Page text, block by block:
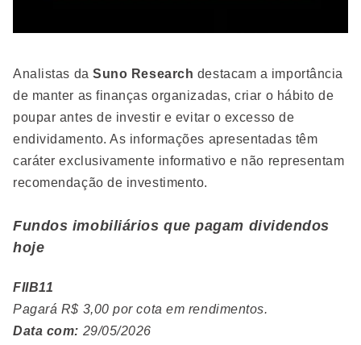
Analistas daSuno Research destacam a importância
de manter as finanças organizadas, criar o hábito de
poupar antes de investir e evitar o excesso de
endividamento. As informações apresentadas têm
caráter exclusivamente informativo e não representam
recomendação de investimento.
Fundos imobiliários que pagam dividendos
hoje
FIIB11
Pagará R$ 3,00 por cota em rendimentos.
Data com: 29/05/2026